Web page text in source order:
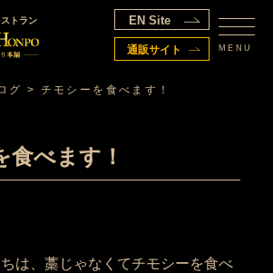
トラン
通販サイト
EN Site
MENU
グ > チモシーを食べます！
食べます！
は、藁じゃなくてチモシーを食べ